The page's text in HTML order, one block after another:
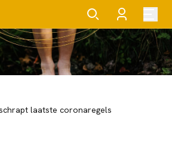
laatste coronaregels